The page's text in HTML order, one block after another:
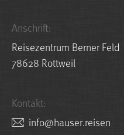
Anschrift:
Reisezentrum Berner Feld
78628 Rottweil
Kontakt:
nesier.resuah@ofni